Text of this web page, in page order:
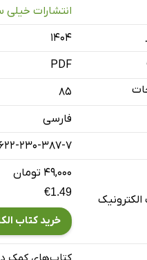
انتشارات خیلی
۱۴۰۴
PDF
85
فارسی
230-387-7
۴۹,۰۰۰ تومان
€1.49
خرید کتاب